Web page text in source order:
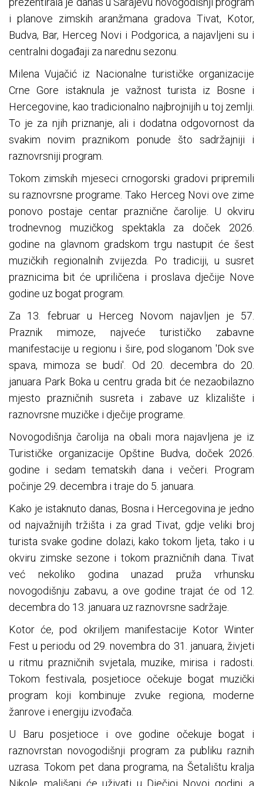
i planove zimskih aranžmana gradova Tivat, Kotor,
Budva, Bar, Herceg Novi i Podgorica, a najavljeni su i
centralni događaji za narednu sezonu.
Milena Vujačić iz Nacionalne turističke organizacije
Crne Gore istaknula je važnost turista iz Bosne i
Hercegovine, kao tradicionalno najbrojnijih u toj zemlji.
To je za njih priznanje, ali i dodatna odgovornost da
svakim novim praznikom ponude što sadržajniji i
raznovrsniji program.
Tokom zimskih mjeseci crnogorski gradovi pripremili
su raznovrsne programe. Tako Herceg Novi ove zime
ponovo postaje centar praznične čarolije. U okviru
trodnevnog muzičkog spektakla za doček 2026.
godine na glavnom gradskom trgu nastupit će šest
muzičkih regionalnih zvijezda. Po tradiciji, u susret
praznicima bit će upriličena i proslava dječije Nove
godine uz bogat program.
Za 13. februar u Herceg Novom najavljen je 57.
Praznik mimoze, najveće turističko zabavne
manifestacije u regionu i šire, pod sloganom 'Dok sve
spava, mimoza se budi'. Od 20. decembra do 20.
januara Park Boka u centru grada bit će nezaobilazno
mjesto prazničnih susreta i zabave uz klizalište i
raznovrsne muzičke i dječije programe.
Novogodišnja čarolija na obali mora najavljena je iz
Turističke organizacije Opštine Budva, doček 2026.
godine i sedam tematskih dana i večeri. Program
počinje 29. decembra i traje do 5. januara.
Kako je istaknuto danas, Bosna i Hercegovina je jedno
od najvažnijih tržišta i za grad Tivat, gdje veliki broj
turista svake godine dolazi, kako tokom ljeta, tako i u
okviru zimske sezone i tokom prazničnih dana. Tivat
već nekoliko godina unazad pruža vrhunsku
novogodišnju zabavu, a ove godine trajat će od 12.
decembra do 13. januara uz raznovrsne sadržaje.
Kotor će, pod okriljem manifestacije Kotor Winter
Fest u periodu od 29. novembra do 31. januara, živjeti
u ritmu prazničnih svjetala, muzike, mirisa i radosti.
Tokom festivala, posjetioce očekuje bogat muzički
program koji kombinuje zvuke regiona, moderne
žanrove i energiju izvođača.
U Baru posjetioce i ove godine očekuje bogat i
raznovrstan novogodišnji program za publiku raznih
uzrasa. Tokom pet dana programa, na Šetalištu kralja
Nikole, mališani će uživati u Dječjoj Novoj godini, a